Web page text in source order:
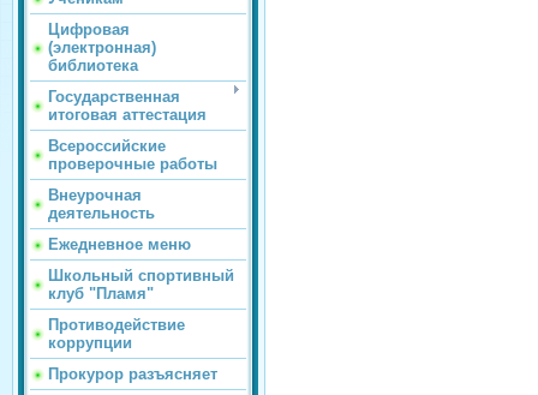
Цифровая
(электронная)
библиотека
Государственная
итоговая аттестация
Всероссийские
проверочные работы
Внеурочная
деятельность
Ежедневное меню
Школьный спортивный
клуб "Пламя"
Противодействие
коррупции
Прокурор разъясняет